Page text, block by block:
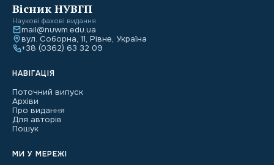
Вісник НУВГП
Наукові фахові видання
mail@nuwm.edu.ua
вул. Соборна, 11, Рівне, Україна
+38 (0362) 63 32 09
НАВІГАЦІЯ
Поточний випуск
Архіви
Про видання
Для авторів
Пошук
МИ У МЕРЕЖІ